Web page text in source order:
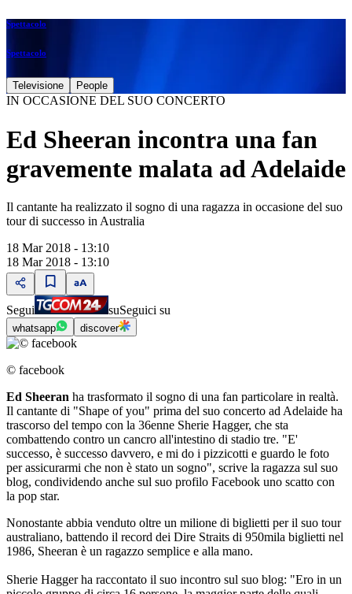
Spettacolo
Spettacolo
Televisione People
IN OCCASIONE DEL SUO CONCERTO
Ed Sheeran incontra una fan
gravemente malata ad Adelaide
Il cantante ha realizzato il sogno di una ragazza in occasione del suo
tour di successo in Australia
18 Mar 2018 - 13:10
18 Mar 2018 - 13:10
Segui suSeguici su
whatsapp discover
© facebook
Ed Sheeran ha trasformato il sogno di una fan particolare in realtà.
Il cantante di "Shape of you" prima del suo concerto ad Adelaide ha
trascorso del tempo con la 36enne Sherie Hagger, che sta
combattendo contro un cancro all'intestino di stadio tre. "E'
successo, è successo davvero, e mi do i pizzicotti e guardo le foto
per assicurarmi che non è stato un sogno", scrive la ragazza sul suo
blog, condividendo anche sul suo profilo Facebook uno scatto con
la pop star.
Nonostante abbia venduto oltre un milione di biglietti per il suo tour
australiano, battendo il record dei Dire Straits di 950mila biglietti nel
1986, Sheeran è un ragazzo semplice e alla mano.
Sherie Hagger ha raccontato il suo incontro sul suo blog: "Ero in un